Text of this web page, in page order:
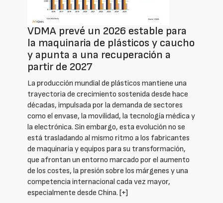
VDMA prevé un 2026 estable para
la maquinaria de plásticos y caucho
y apunta a una recuperación a
partir de 2027
La producción mundial de plásticos mantiene una
trayectoria de crecimiento sostenida desde hace
décadas, impulsada por la demanda de sectores
como el envase, la movilidad, la tecnología médica y
la electrónica. Sin embargo, esta evolución no se
está trasladando al mismo ritmo a los fabricantes
de maquinaria y equipos para su transformación,
que afrontan un entorno marcado por el aumento
de los costes, la presión sobre los márgenes y una
competencia internacional cada vez mayor,
especialmente desde China. [+]